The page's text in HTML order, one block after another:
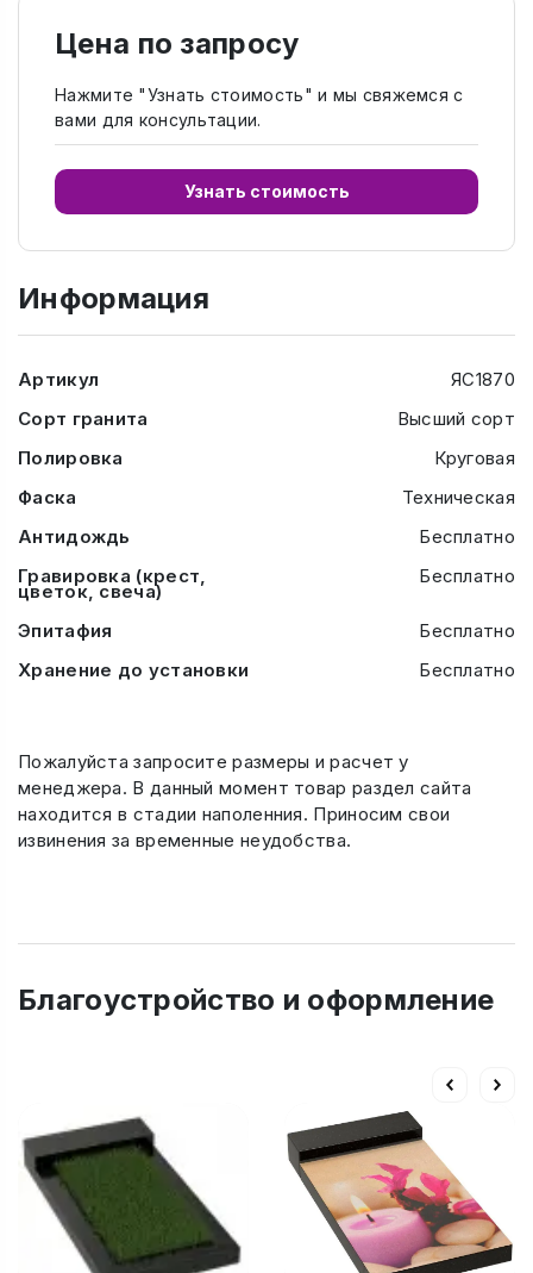
Цена по запросу
Нажмите "Узнать стоимость" и мы свяжемся с
вами для консультации.
Узнать стоимость
Информация
Артикул
ЯС1870
Сорт гранита
Высший сорт
Полировка
Круговая
Фаска
Техническая
Антидождь
Бесплатно
Гравировка (крест,
цветок, свеча)
Бесплатно
Эпитафия
Бесплатно
Хранение до установки
Бесплатно
Пожалуйста запросите размеры и расчет у
менеджера. В данный момент товар раздел сайта
находится в стадии наполенния. Приносим свои
извинения за временные неудобства.
Благоустройство и оформление